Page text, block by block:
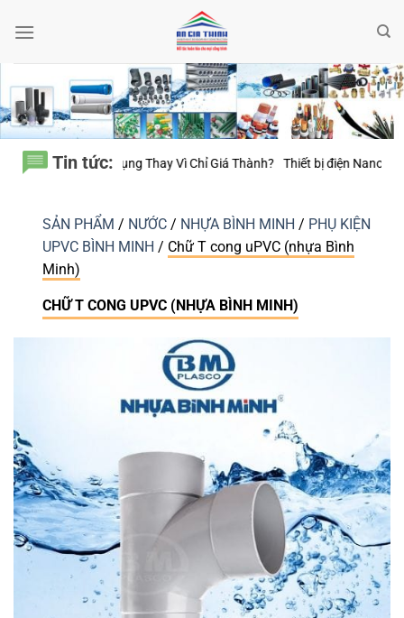
qua
Tin tức:
Thay Vì Chỉ Giá Thành? Thiết bị điện Nanoco – Vì sao những công
SẢN PHẨM / NƯỚC / NHỰA BÌNH MINH / PHỤ KIỆN
UPVC BÌNH MINH / Chữ T cong uPVC (nhựa Bình
Minh)
CHỮ T CONG UPVC (NHỰA BÌNH MINH)